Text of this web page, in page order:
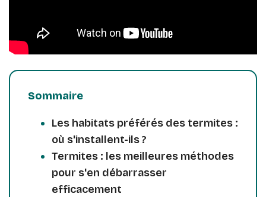
Sommaire
Les habitats préférés des termites :
où s'installent-ils ?
Termites : les meilleures méthodes
pour s'en débarrasser
efficacement